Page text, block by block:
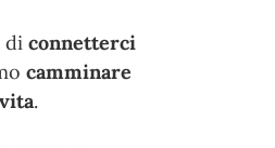
di connetterci
camminare
.